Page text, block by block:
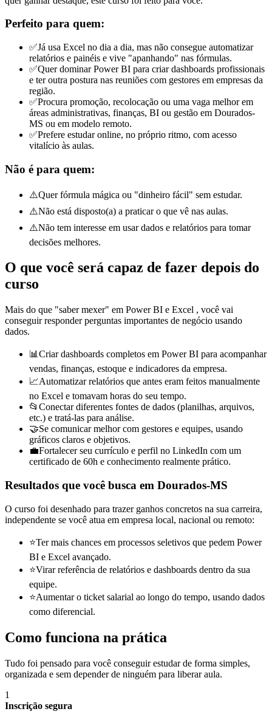
Perfeito para quem:
✅Já usa Excel no dia a dia, mas não consegue automatizar
relatórios e painéis e vive "apanhando" nas fórmulas.
✅Quer dominar Power BI para criar dashboards profissionais
e ter outra postura nas reuniões com gestores em empresas da
região.
✅Procura promoção, recolocação ou uma vaga melhor em
áreas administrativas, finanças, BI ou gestão em Dourados-
MS ou em modelo remoto.
✅Prefere estudar online, no próprio ritmo, com acesso
vitalício às aulas.
Não é para quem:
⚠️Quer fórmula mágica ou "dinheiro fácil" sem estudar.
⚠️Não está disposto(a) a praticar o que vê nas aulas.
⚠️Não tem interesse em usar dados e relatórios para tomar
decisões melhores.
O que você será capaz de fazer depois do
curso
Mais do que "saber mexer" em Power BI e Excel , você vai
conseguir responder perguntas importantes de negócio usando
dados.
📊 Criar dashboards completos em Power BI para acompanhar
vendas, finanças, estoque e indicadores da empresa.
📈Automatizar relatórios que antes eram feitos manualmente
no Excel e tomavam horas do seu tempo.
📂 Conectar diferentes fontes de dados (planilhas, arquivos,
etc.) e tratá-las para análise.
🤝Se comunicar melhor com gestores e equipes, usando
gráficos claros e objetivos.
💼Fortalecer seu currículo e perfil no LinkedIn com um
certificado de 60h e conhecimento realmente prático.
Resultados que você busca em Dourados-MS
O curso foi desenhado para trazer ganhos concretos na sua carreira,
independente se você atua em empresa local, nacional ou remoto:
⭐Ter mais chances em processos seletivos que pedem Power
BI e Excel avançado.
⭐Virar referência de relatórios e dashboards dentro da sua
equipe.
⭐Aumentar o ticket salarial ao longo do tempo, usando dados
como diferencial.
Como funciona na prática
Tudo foi pensado para você conseguir estudar de forma simples,
organizada e sem depender de ninguém para liberar aula.
1
Inscrição segura